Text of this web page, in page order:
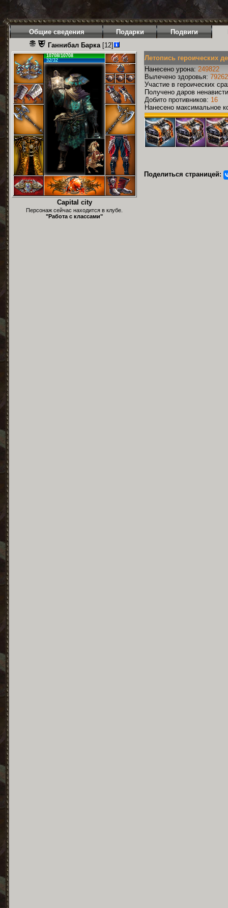
Общие сведения Подарки Подвиги
Ганнибал Барка[12]
10708/10708
32/32
Capital city
Персонаж сейчас находится в клубе.
"Работа с классами"
Летопись героических
Нанесено урона: 249822
Вылечено здоровья: 79262
Участие в героических
Получено даров
Добито противников: 16
Нанесено максимальное
Поделиться страницей: